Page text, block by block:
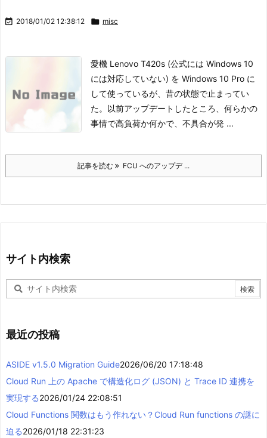
 2018/01/02 12:38:12  misc
愛機 Lenovo T420s (公式には Windows 10
には対応していない) を Windows 10 Pro に
して使っているが、昔の状態で止まってい
た。以前アップデートしたところ、何らかの
事情で高負荷か何かで、不具合が発 ...
記事を読む FCU へのアップデ ...
サイト内検索
最近の投稿
ASIDE v1.5.0 Migration Guide2026/06/20 17:18:48
Cloud Run 上の Apache で構造化ログ (JSON) と Trace ID 連携を
実現する2026/01/24 22:08:51
Cloud Functions 関数はもう作れない？Cloud Run functions の謎に
迫る2026/01/18 22:31:23